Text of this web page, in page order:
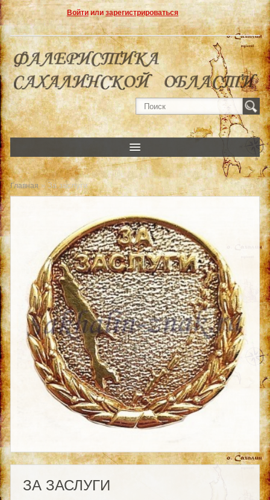
Войтиили зарегистрироваться
Главная » За заслуги
ЗА ЗАСЛУГИ